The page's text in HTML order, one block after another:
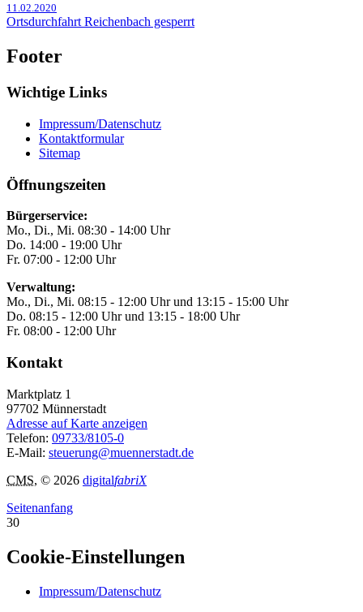
11.02.2020
Ortsdurchfahrt Reichenbach gesperrt
Footer
Wichtige Links
Impressum/Datenschutz
Kontaktformular
Sitemap
Öffnungszeiten
Bürgerservice:
Mo., Di., Mi. 08:30 - 14:00 Uhr
Do. 14:00 - 19:00 Uhr
Fr. 07:00 - 12:00 Uhr
Verwaltung:
Mo., Di., Mi. 08:15 - 12:00 Uhr und 13:15 - 15:00 Uhr
Do. 08:15 - 12:00 Uhr und 13:15 - 18:00 Uhr
Fr. 08:00 - 12:00 Uhr
Kontakt
Marktplatz 1
97702 Münnerstadt
Adresse auf Karte anzeigen
Telefon: 09733/8105-0
E-Mail: steuerung@muennerstadt.de
CMS, © 2026 digitalfabriX
Seitenanfang
30
Cookie-Einstellungen
Impressum/Datenschutz